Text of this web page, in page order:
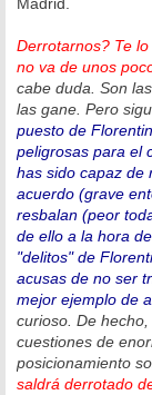
Derrotarnos? Te
no va de unos
cabe duda. Son
las gane. Pero
puesto de
peligrosas para el
has sido capaz de
acuerdo (grave
resbalan (peor
de ello a la hora
"delitos" de
acusas de no ser
mejor ejemplo de
curioso. De
cuestiones de
posicionamiento
saldrá derrotado